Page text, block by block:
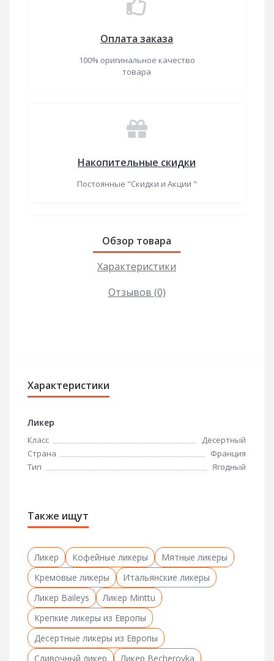
Оплата заказа
100% оригинальное качество
товара
Накопительные скидки
Постоянные "Скидки и Акции "
Обзор товара
Характеристики
Отзывов (0)
Характеристики
Ликер
Класс
Десертный
Страна
Франция
Тип
Ягодный
Также ищут
Ликер Кофейные ликеры
Мятные ликеры
Кремовые ликеры
Итальянские ликеры
Ликер Baileys
Ликер Minttu
Крепкие ликеры из Европы
Десертные ликеры из Европы
Сливочный ликер
Ликер Becherovka